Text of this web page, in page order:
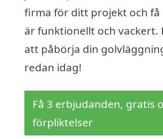
firma för ditt projekt och få
är funktionellt och vackert.
att påbörja din
redan idag!
Få 3 erbjudanden, gratis
förpliktelser